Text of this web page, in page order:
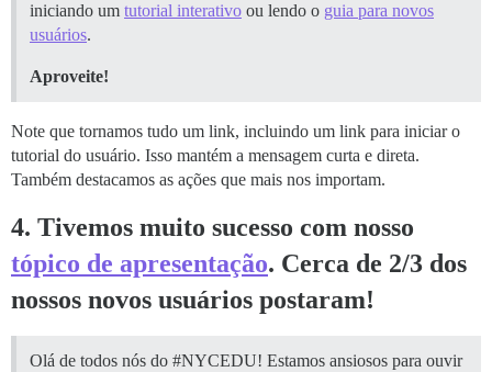
iniciando um tutorial interativo ou lendo o guia para novos
usuários.
Aproveite!
Note que tornamos tudo um link, incluindo um link para iniciar o
tutorial do usuário. Isso mantém a mensagem curta e direta.
Também destacamos as ações que mais nos importam.
4. Tivemos muito sucesso com nosso
tópico de apresentação. Cerca de 2/3 dos
nossos novos usuários postaram!
Olá de todos nós do #NYCEDU! Estamos ansiosos para ouvir